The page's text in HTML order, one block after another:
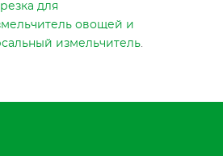
для
овощей и
измельчитель.